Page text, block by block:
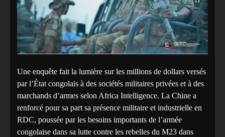
Une enquête fait la lumière sur les millions de dollars versés
par l’État congolais à des sociétés militaires privées et à des
marchands d’armes selon Africa Intelligence. La Chine a
renforcé pour sa part sa présence militaire et industrielle en
RDC, poussée par les besoins importants de l’armée
congolaise dans sa lutte contre les rebelles du M23 dans